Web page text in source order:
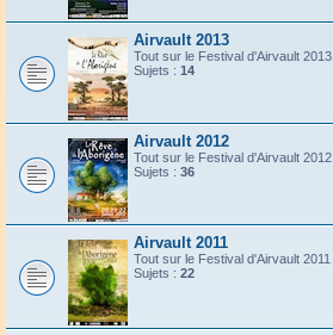
Airvault 2013
Tout sur le Festival d'Airvault 2013
Sujets : 14
Airvault 2012
Tout sur le Festival d'Airvault 2012
Sujets : 36
Airvault 2011
Tout sur le Festival d'Airvault 2011
Sujets : 22